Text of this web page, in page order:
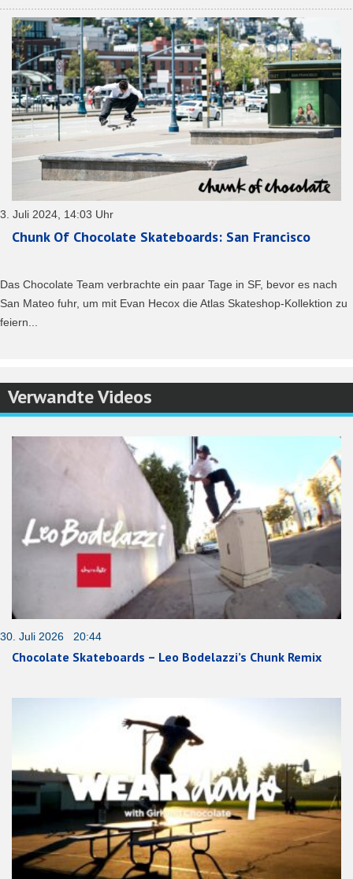
3. Juli 2024, 14:03 Uhr
Chunk Of Chocolate Skateboards: San Francisco
Das Chocolate Team verbrachte ein paar Tage in SF, bevor es nach
San Mateo fuhr, um mit Evan Hecox die Atlas Skateshop-Kollektion zu
feiern...
Verwandte Videos
30. Juli 2026 20:44
Chocolate Skateboards – Leo Bodelazzi’s Chunk Remix